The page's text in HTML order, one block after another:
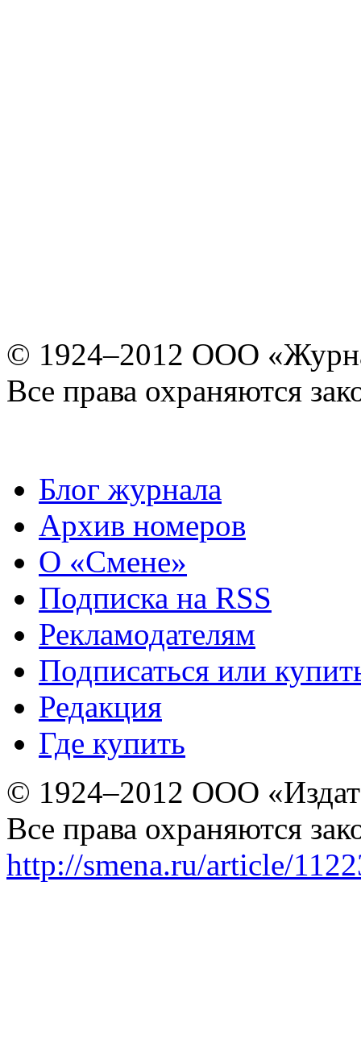
© 1924–2012 ООО
Все права охраняются
Блог журнала
Архив номеров
О «Смене»
Подписка на RSS
Рекламодателям
Подписаться или
Редакция
Где купить
© 1924–2012 ООО
Все права охраняются
http://smena.ru/article/